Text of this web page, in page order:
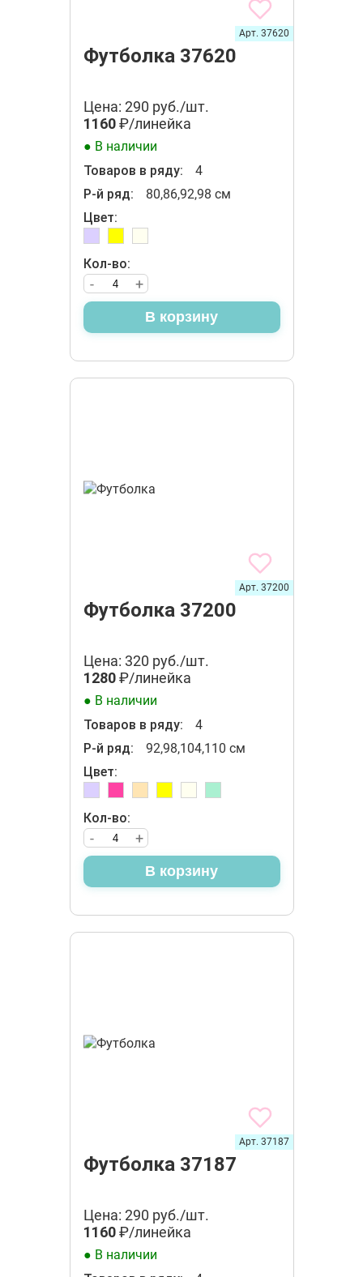
Футболка 37620
Арт. 37620
Цена: 290 руб./шт.
1160₽/линейка
● В наличии
Товаров в ряду:
4
Р-й ряд:
80,86,92,98 см
Цвет:
Кол-во:
+
-
В корзину
Футболка 37200
Арт. 37200
Цена: 320 руб./шт.
1280₽/линейка
● В наличии
Товаров в ряду:
4
Р-й ряд:
92,98,104,110 см
Цвет:
Кол-во:
+
-
В корзину
Футболка 37187
Арт. 37187
Цена: 290 руб./шт.
1160₽/линейка
● В наличии